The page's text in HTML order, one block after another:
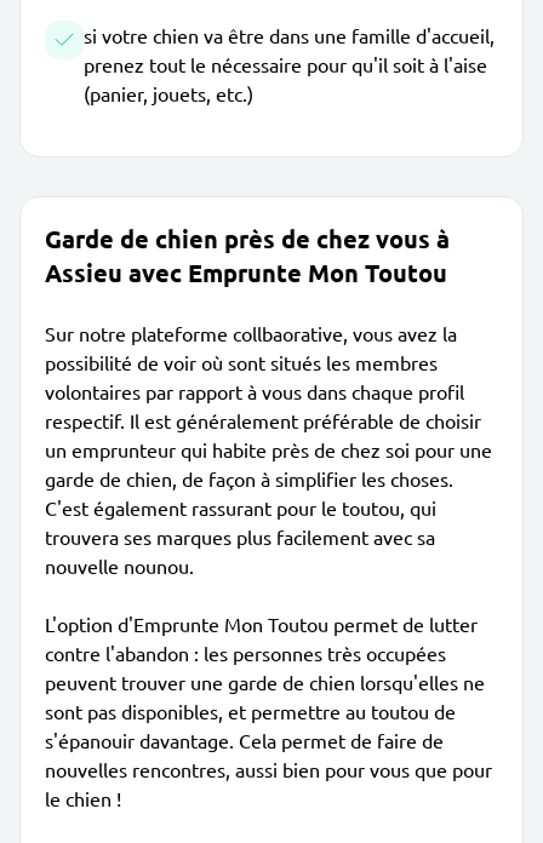
si votre chien va être dans une famille d'accueil,
prenez tout le nécessaire pour qu'il soit à l'aise
(panier, jouets, etc.)
Garde de chien près de chez vous à
Assieu avec Emprunte Mon Toutou
Sur notre plateforme collbaorative, vous avez la
possibilité de voir où sont situés les membres
volontaires par rapport à vous dans chaque profil
respectif. Il est généralement préférable de choisir
un emprunteur qui habite près de chez soi pour une
garde de chien, de façon à simplifier les choses.
C'est également rassurant pour le toutou, qui
trouvera ses marques plus facilement avec sa
nouvelle nounou.
L'option d'Emprunte Mon Toutou permet de lutter
contre l'abandon : les personnes très occupées
peuvent trouver une garde de chien lorsqu'elles ne
sont pas disponibles, et permettre au toutou de
s'épanouir davantage. Cela permet de faire de
nouvelles rencontres, aussi bien pour vous que pour
le chien !